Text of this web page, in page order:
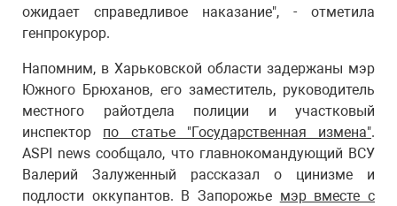
ожидает справедливое наказание", - отметила
генпрокурор.
Напомним, в Харьковской области задержаны мэр
Южного Брюханов, его заместитель, руководитель
местного райотдела полиции и участковый
инспектор по статье "Государственная измена".
ASPI news сообщало, что главнокомандующий ВСУ
Валерий Залуженный рассказал о цинизме и
подлости оккупантов. В Запорожье мэр вместе с